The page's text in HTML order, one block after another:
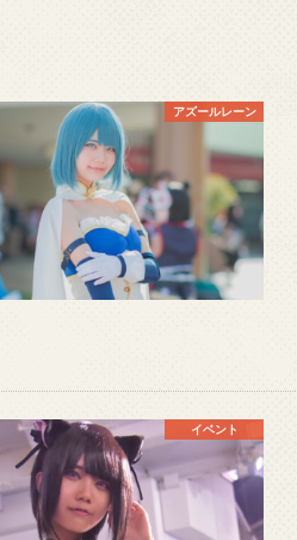
アズールレーン
イベント